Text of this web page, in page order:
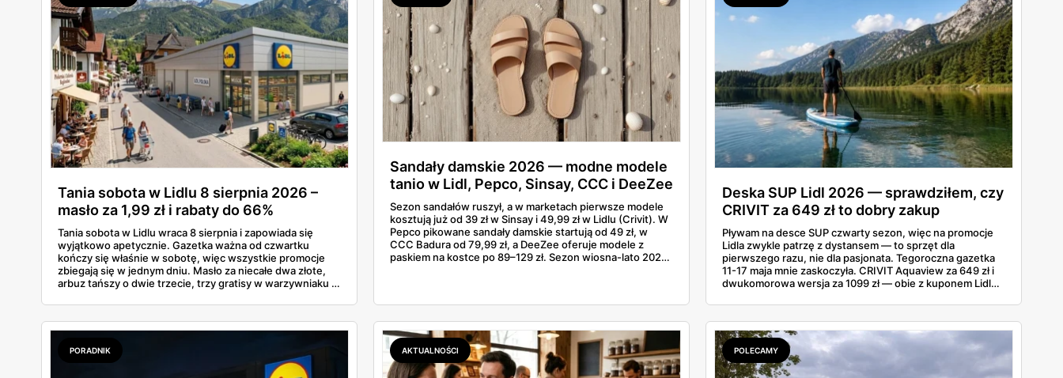
Tania sobota w Lidlu 8 sierpnia 2026 –
masło za 1,99 zł i rabaty do 66%
Tania sobota w Lidlu wraca 8 sierpnia i zapowiada się
wyjątkowo apetycznie. Gazetka ważna od czwartku
kończy się właśnie w sobotę, więc wszystkie promocje
zbiegają się w jednym dniu. Masło za niecałe dwa złote,
arbuz tańszy o dwie trzecie, trzy gratisy w warzywniaku i
całą sobotnią gazetkę Lidla strona po stronie i wybrałam
to, co naprawdę się opłaca.
Sandały damskie 2026 — modne modele
tanio w Lidl, Pepco, Sinsay, CCC i DeeZee
od 39 zł
Sezon sandałów ruszył, a w marketach pierwsze modele
kosztują już od 39 zł w Sinsay i 49,99 zł w Lidlu (Crivit). W
Pepco pikowane sandały damskie startują od 49 zł, w
CCC Badura od 79,99 zł, a DeeZee oferuje modele z
paskiem na kostce po 89–129 zł. Sezon wiosna-lato 2026
wakacje
Deska SUP Lidl 2026 — sprawdziłem, czy
CRIVIT za 649 zł to dobry zakup
Pływam na desce SUP czwarty sezon, więc na promocje
Lidla zwykle patrzę z dystansem — to sprzęt dla
pierwszego razu, nie dla pasjonata. Tegoroczna gazetka
11-17 maja mnie zaskoczyła. CRIVIT Aquaview za 649 zł i
dwukomorowa wersja za 1099 zł — obie z kuponem Lidl
nośność, a do tego, jak wypadają wobec tańszych modeli
z Decathlonu.
PORADNIK AKTUALNOŚCI POLECAMY